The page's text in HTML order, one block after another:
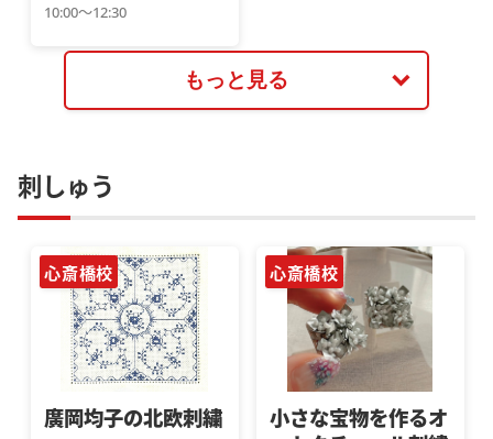
10:00～12:30
もっと見る
刺しゅう
心斎橋校
廣岡均子の北欧刺繍
心斎橋校
小さな宝物を作るオ